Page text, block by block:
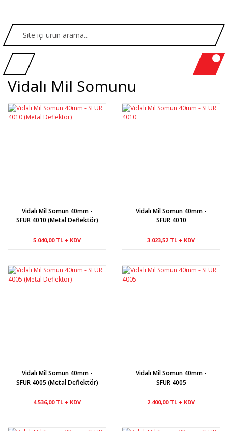
Vidalı Mil Somunu
Vidalı Mil Somun 40mm -
SFUR 4010 (Metal Deflektör)
5.040,00 TL + KDV
Vidalı Mil Somun 40mm -
SFUR 4010
3.023,52 TL + KDV
Vidalı Mil Somun 40mm -
SFUR 4005 (Metal Deflektör)
4.536,00 TL + KDV
Vidalı Mil Somun 40mm -
SFUR 4005
2.400,00 TL + KDV